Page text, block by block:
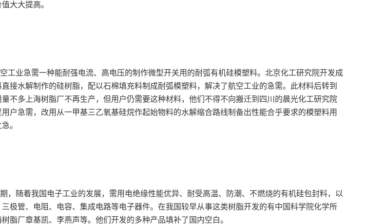
大大提高。
空工业急需一种能耐强电流、高电压的制作微型开关用的耐弧有机硅模塑料。北京化工研究院开发成
接水解制作的硅树脂，配以石棉填充料制成耐弧模塑料，解决了航空工业的急需。此材料后转到
量不多上海树脂厂不再生产，但用户仍需要这种材料，他们不得不向搬迁到四川的晨光化工研究院
户急需，改用从一甲基三乙氧基硅烷作起始物料的水解缩合路线制备出性能合乎要求的模塑料用
。
，随着我国电子工业的发展，需用电绝缘性能优异、耐受高温、防潮、不燃烧的有机硅包封料，以
极管、电阻、电容、集成电路等电子器件。在我国较早从事这类树脂开发的有中国科学院化学所
脂厂章基凯、李燕声等。他们开发的多种产品填补了国内空白。